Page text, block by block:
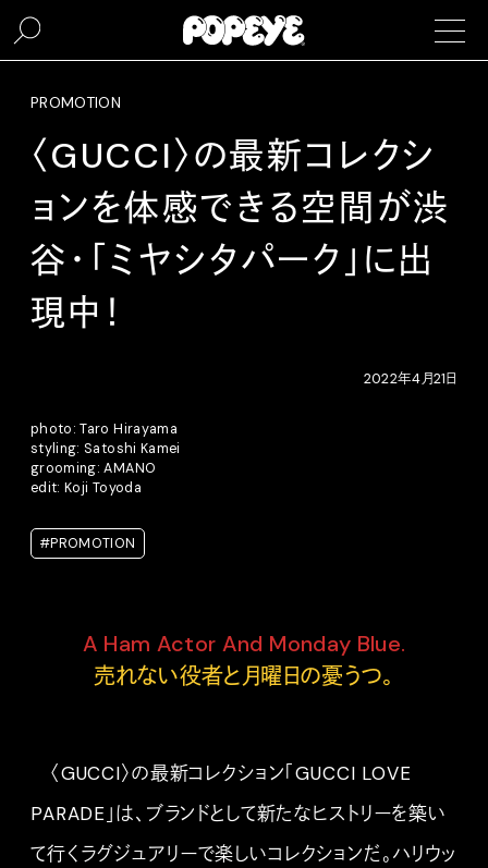
PROMOTION
〈GUCCI〉の最新コレクシ
ョンを体感できる空間が渋
谷・「ミヤシタパーク」に出
現中！
2022年4月21日
photo: Taro Hirayama
styling: Satoshi Kamei
grooming: AMANO
edit: Koji Toyoda
#PROMOTION
A Ham Actor And Monday Blue.
売れない役者と月曜日の憂うつ。
〈GUCCI〉の最新コレクション「GUCCI LOVE
PARADE」は、ブランドとして新たなヒストリーを築い
て行くラグジュアリーで楽しいコレクションだ。ハリウッ